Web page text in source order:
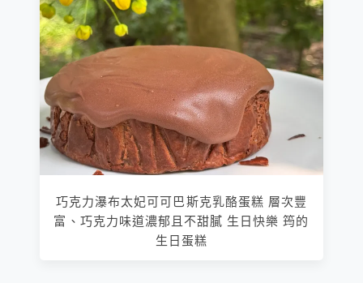
巧克力瀑布太妃可可巴斯克乳酪蛋糕 層次豐
富、巧克力味道濃郁且不甜膩 生日快樂 筠的
生日蛋糕